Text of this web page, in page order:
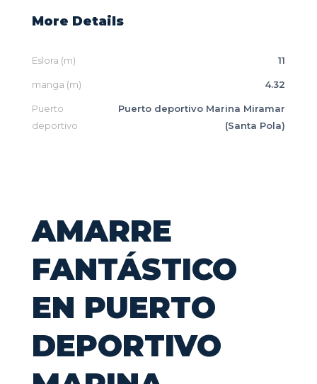
More Details
Eslora (m) 11
manga (m) 4.32
Puerto
deportivo
Puerto deportivo Marina Miramar
(Santa Pola)
AMARRE
FANTÁSTICO
EN PUERTO
DEPORTIVO